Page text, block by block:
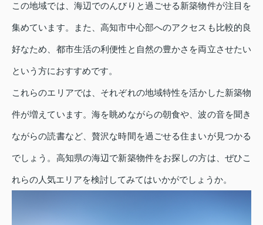
この地域では、海辺でのんびりと過ごせる新築物件が注目を
集めています。また、高知市中心部へのアクセスも比較的良
好なため、都市生活の利便性と自然の豊かさを両立させたい
という方におすすめです。
これらのエリアでは、それぞれの地域特性を活かした新築物
件が増えています。海を眺めながらの朝食や、波の音を聞き
ながらの読書など、贅沢な時間を過ごせる住まいが見つかる
でしょう。高知県の海辺で新築物件をお探しの方は、ぜひこ
れらの人気エリアを検討してみてはいかがでしょうか。